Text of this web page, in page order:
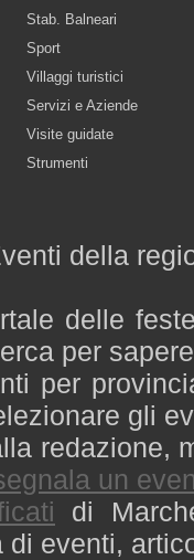
Stab. Balneari
Sport
Villaggi turistici
Servizi e Aziende
Visite guidate
Strumenti
della
delle
per
per
gli
redazione,
un
di
eventi,